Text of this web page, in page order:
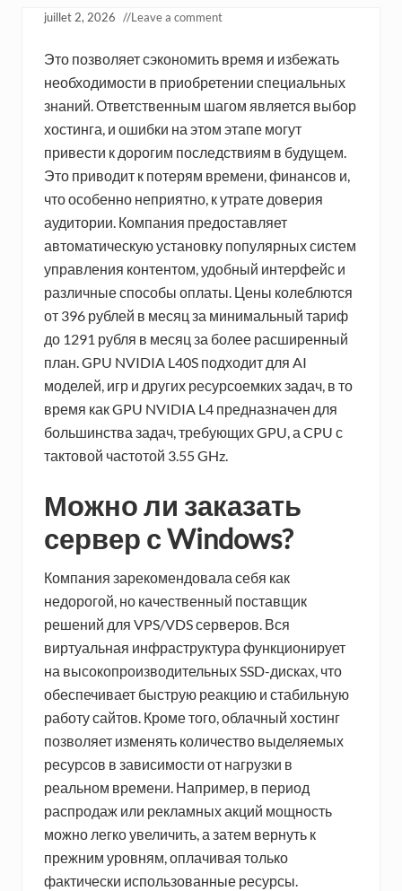
juillet 2, 2026 //Leave a comment
Это позволяет сэкономить время и избежать
необходимости в приобретении специальных
знаний. Ответственным шагом является выбор
хостинга, и ошибки на этом этапе могут
привести к дорогим последствиям в будущем.
Это приводит к потерям времени, финансов и,
что особенно неприятно, к утрате доверия
аудитории. Компания предоставляет
автоматическую установку популярных систем
управления контентом, удобный интерфейс и
различные способы оплаты. Цены колеблются
от 396 рублей в месяц за минимальный тариф
до 1291 рубля в месяц за более расширенный
план. GPU NVIDIA L40S подходит для AI
моделей, игр и других ресурсоемких задач, в то
время как GPU NVIDIA L4 предназначен для
большинства задач, требующих GPU, а CPU с
тактовой частотой 3.55 GHz.
Можно ли заказать
сервер с Windows?
Компания зарекомендовала себя как
недорогой, но качественный поставщик
решений для VPS/VDS серверов. Вся
виртуальная инфраструктура функционирует
на высокопроизводительных SSD-дисках, что
обеспечивает быструю реакцию и стабильную
работу сайтов. Кроме того, облачный хостинг
позволяет изменять количество выделяемых
ресурсов в зависимости от нагрузки в
реальном времени. Например, в период
распродаж или рекламных акций мощность
можно легко увеличить, а затем вернуть к
прежним уровням, оплачивая только
фактически использованные ресурсы.